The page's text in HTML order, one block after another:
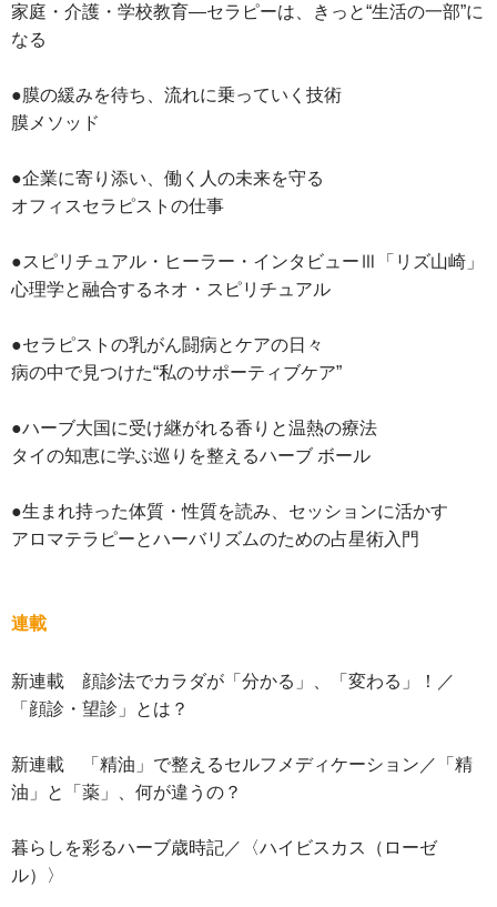
家庭・介護・学校教育―セラピーは、きっと“生活の一部”に
なる
●膜の緩みを待ち、流れに乗っていく技術
膜メソッド
●企業に寄り添い、働く人の未来を守る
オフィスセラピストの仕事
●スピリチュアル・ヒーラー・インタビューⅢ「リズ山崎」
心理学と融合するネオ・スピリチュアル
●セラピストの乳がん闘病とケアの日々
病の中で見つけた“私のサポーティブケア”
●ハーブ大国に受け継がれる香りと温熱の療法
タイの知恵に学ぶ巡りを整えるハーブ ボール
●生まれ持った体質・性質を読み、セッションに活かす
アロマテラピーとハーバリズムのための占星術入門
連載
新連載 顔診法でカラダが「分かる」、「変わる」！／
「顔診・望診」とは？
新連載 「精油」で整えるセルフメディケーション／「精
油」と「薬」、何が違うの？
暮らしを彩るハーブ歳時記／〈ハイビスカス（ローゼ
ル）〉